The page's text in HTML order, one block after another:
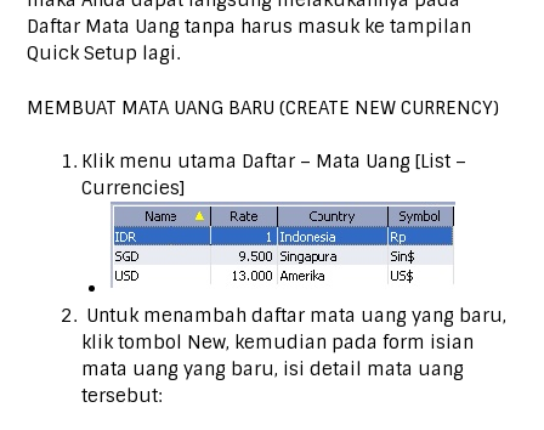
Daftar Mata Uang tanpa harus masuk ke tampilan
Quick Setup lagi.
MEMBUAT MATA UANG BARU (CREATE NEW CURRENCY)
Klik menu utama Daftar – Mata Uang [List –
Currencies]
Untuk menambah daftar mata uang yang baru,
klik tombol New, kemudian pada form isian
mata uang yang baru, isi detail mata uang
tersebut: